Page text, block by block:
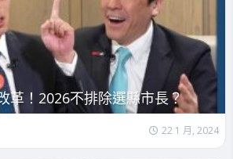
革！2026不排除選縣市長？
22 1 月, 2024